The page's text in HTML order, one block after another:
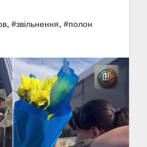
, #звільнення, #полон